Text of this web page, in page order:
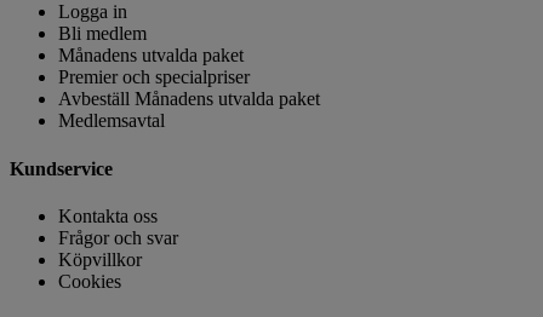
Logga in
Bli medlem
Månadens utvalda paket
Premier och specialpriser
Avbeställ Månadens utvalda paket
Medlemsavtal
Kundservice
Kontakta oss
Frågor och svar
Köpvillkor
Cookies